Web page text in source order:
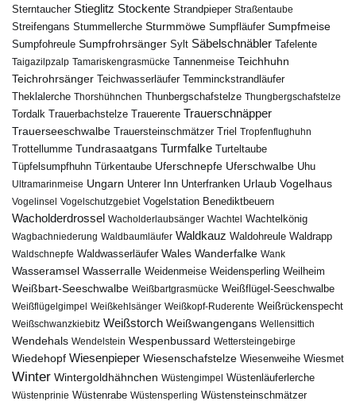
Sterntaucher Stieglitz Stockente Strandpieper Straßentaube
Streifengans Stummellerche Sturmmöwe Sumpfläufer Sumpfmeise
Sumpfohreule Sumpfrohrsänger Sylt Säbelschnäbler Tafelente
Taigazilpzalp Tamariskengrasmücke Tannenmeise Teichhuhn
Teichrohrsänger Teichwasserläufer Temminckstrandläufer
Theklalerche Thorshühnchen Thunbergschafstelze Thungbergschafstelze
Tordalk Trauerbachstelze Trauerente Trauerschnäpper
Trauerseeschwalbe Trauersteinschmätzer Triel Tropfenflughuhn
Trottellumme Tundrasaatgans Turmfalke Turteltaube
Tüpfelsumpfhuhn
Türkentaube Uferschnepfe Uferschwalbe Uhu
Ultramarinmeise Ungarn Unterer Inn Unterfranken Urlaub Vogelhaus
Vogelinsel Vogelschutzgebiet Vogelstation Benediktbeuern
Wacholderdrossel Wacholderlaubsänger Wachtel Wachtelkönig
Wagbachniederung Waldbaumläufer Waldkauz Waldohreule Waldrapp
Waldschnepfe Waldwasserläufer Wales Wanderfalke Wank
Wasseramsel Wasserralle Weidenmeise Weidensperling Weilheim
Weißbart-Seeschwalbe Weißbartgrasmücke Weißflügel-Seeschwalbe
Weißflügelgimpel Weißkehlsänger Weißkopf-Ruderente Weißrückenspecht
Weißschwanzkiebitz Weißstorch Weißwangengans Wellensittich
Wendehals Wendelstein Wespenbussard Wettersteingebirge
Wiedehopf Wiesenpieper Wiesenschafstelze Wiesenweihe Wiesmet
Winter Wintergoldhähnchen Wüstengimpel Wüstenläuferlerche
Wüstenprinie Wüstenrabe Wüstensperling Wüstensteinschmätzer